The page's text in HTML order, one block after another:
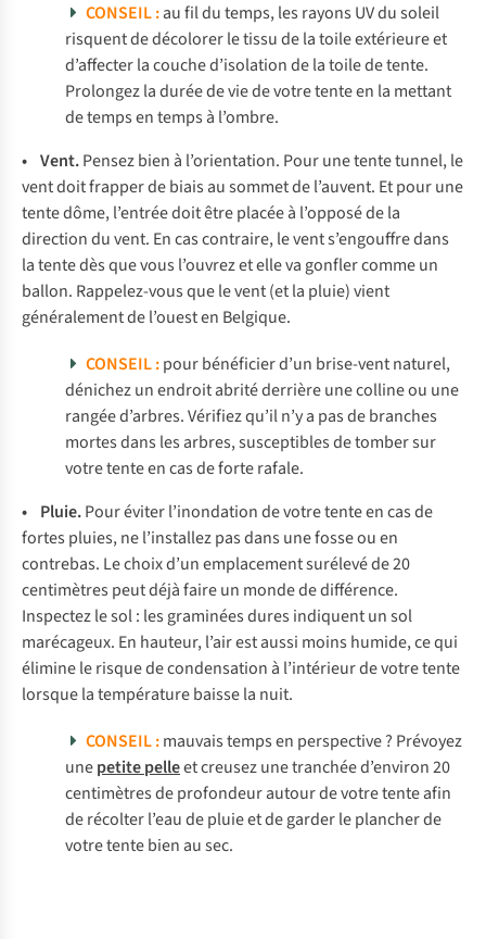
CONSEIL :au fil du temps, les rayons UV du soleil
risquent de décolorer le tissu de la toile extérieure et
d’affecter la couche d’isolation de la toile de tente.
Prolongez la durée de vie de votre tente en la mettant
de temps en temps à l’ombre.
• Vent.Pensez bien à l’orientation. Pour une tente tunnel, le
vent doit frapper de biais au sommet de l’auvent. Et pour une
tente dôme, l’entrée doit être placée à l’opposé de la
direction du vent. En cas contraire, le vent s’engouffre dans
la tente dès que vous l’ouvrez et elle va gonfler comme un
ballon. Rappelez-vous que le vent (et la pluie) vient
généralement de l’ouest en Belgique.
CONSEIL :pour bénéficier d’un brise-vent naturel,
dénichez un endroit abrité derrière une colline ou une
rangée d’arbres. Vérifiez qu’il n’y a pas de branches
mortes dans les arbres, susceptibles de tomber sur
votre tente en cas de forte rafale.
• Pluie.Pour éviter l’inondation de votre tente en cas de
fortes pluies, ne l’installez pas dans une fosse ou en
contrebas. Le choix d’un emplacement surélevé de 20
centimètres peut déjà faire un monde de différence.
Inspectez le sol : les graminées dures indiquent un sol
marécageux. En hauteur, l’air est aussi moins humide, ce qui
élimine le risque de condensation à l’intérieur de votre tente
lorsque la température baisse la nuit.
CONSEIL :mauvais temps en perspective ? Prévoyez
unepetite pelleet creusez une tranchée d’environ 20
centimètres de profondeur autour de votre tente afin
de récolter l’eau de pluie et de garder le plancher de
votre tente bien au sec.